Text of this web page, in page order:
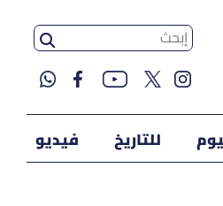
للتاريخ فيديو